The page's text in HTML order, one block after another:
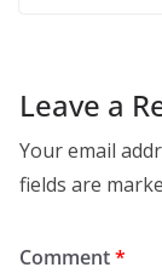
Leave a
Your email
fields are
Comment*